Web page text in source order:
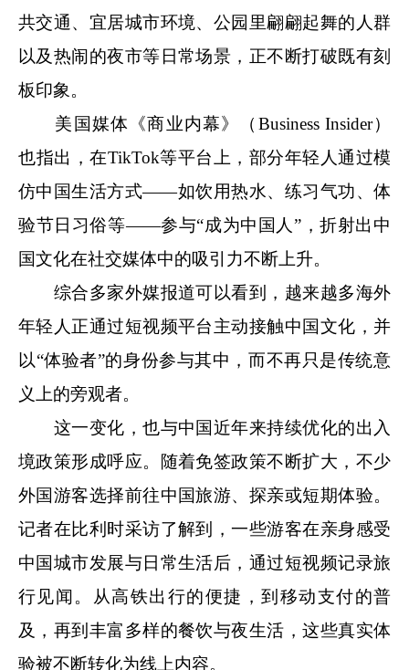
共交通、宜居城市环境、公园里翩翩起舞的人群
以及热闹的夜市等日常场景，正不断打破既有刻
板印象。
美国媒体《商业内幕》（Business Insider）
也指出，在TikTok等平台上，部分年轻人通过模
仿中国生活方式——如饮用热水、练习气功、体
验节日习俗等——参与“成为中国人”，折射出中
国文化在社交媒体中的吸引力不断上升。
综合多家外媒报道可以看到，越来越多海外
年轻人正通过短视频平台主动接触中国文化，并
以“体验者”的身份参与其中，而不再只是传统意
义上的旁观者。
这一变化，也与中国近年来持续优化的出入
境政策形成呼应。随着免签政策不断扩大，不少
外国游客选择前往中国旅游、探亲或短期体验。
记者在比利时采访了解到，一些游客在亲身感受
中国城市发展与日常生活后，通过短视频记录旅
行见闻。从高铁出行的便捷，到移动支付的普
及，再到丰富多样的餐饮与夜生活，这些真实体
验被不断转化为线上内容。